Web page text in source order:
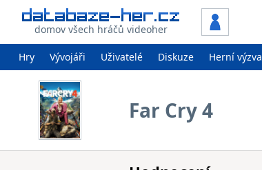
domov všech hráčů videoher
Hry Vývojáři Uživatelé Diskuze Herní výzva
Far Cry 4